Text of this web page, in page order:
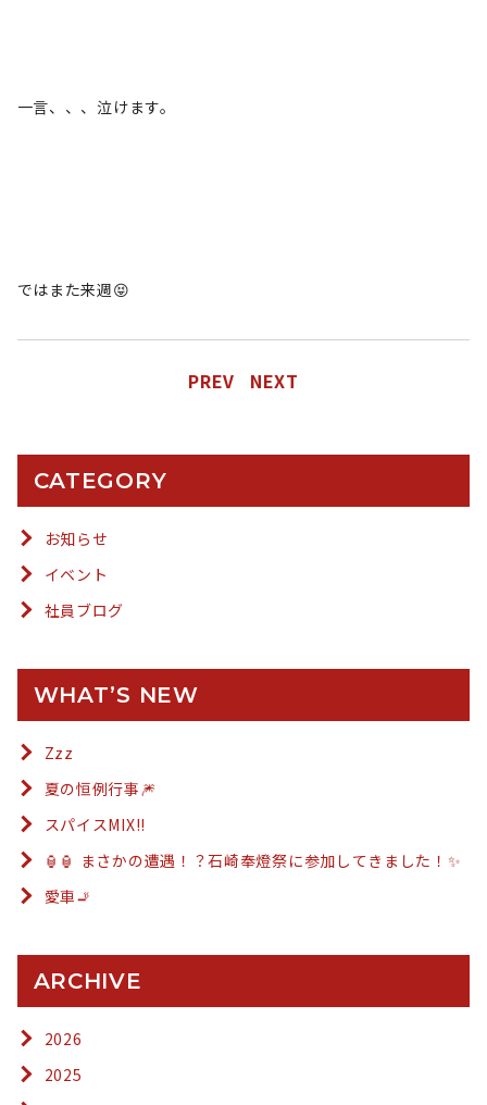
一言、、、泣けます。
ではまた来週😝
PREV NEXT
CATEGORY
お知らせ
イベント
社員ブログ
WHAT’S NEW
Zzz
夏の恒例行事🎆
スパイスMIX!!
🏮🏮 まさかの遭遇！？石崎奉燈祭に参加してきました！✨
愛車🚬
ARCHIVE
2026
2025